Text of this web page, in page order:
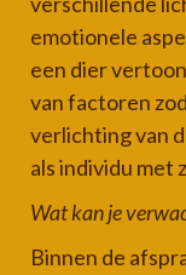
emotionele
een dier
van factoren
verlichting van
als individu met
Wat kan je
Binnen de